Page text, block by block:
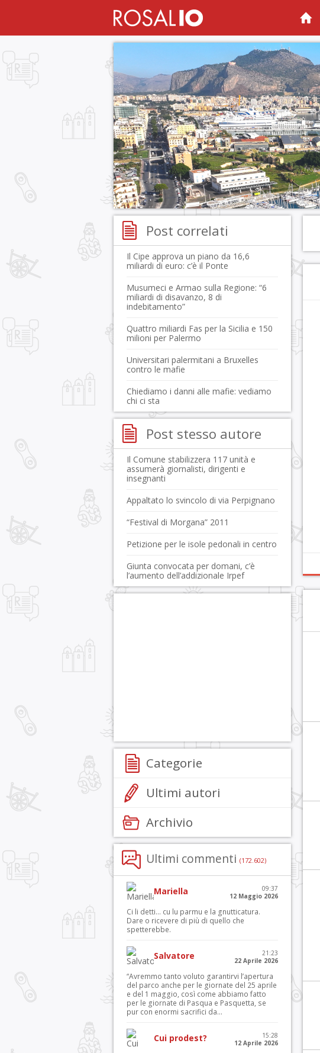
Post correlati
Il Cipe approva un piano da 16,6
miliardi di euro: c’è il Ponte
Musumeci e Armao sulla Regione: “6
miliardi di disavanzo, 8 di
indebitamento”
Quattro miliardi Fas per la Sicilia e 150
milioni per Palermo
Universitari palermitani a Bruxelles
contro le mafie
Chiediamo i danni alle mafie: vediamo
chi ci sta
Post stesso autore
Il Comune stabilizzera 117 unità e
assumerà giornalisti, dirigenti e
insegnanti
Appaltato lo svincolo di via Perpignano
“Festival di Morgana” 2011
Petizione per le isole pedonali in centro
Giunta convocata per domani, c’è
l’aumento dell’addizionale Irpef
Categorie
Ultimi autori
Archivio
Ultimi commenti (172.602)
Mariella
09:37
12 Maggio 2026
Ci li detti… cu lu parmu e la gnutticatura.
Dare o ricevere di più di quello che
spetterebbe.
Salvatore
21:23
22 Aprile 2026
“Avremmo tanto voluto garantirvi l’apertura
del parco anche per le giornate del 25 aprile
e del 1 maggio, così come abbiamo fatto
per le giornate di Pasqua e Pasquetta, se
pur con enormi sacrifici da...
Cui prodest?
15:28
12 Aprile 2026